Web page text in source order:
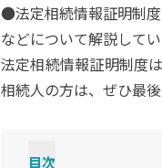
●法定相続情報証明制
などについて解説してい
法定相続情報証明制度
相続人の方は、ぜひ最
目次